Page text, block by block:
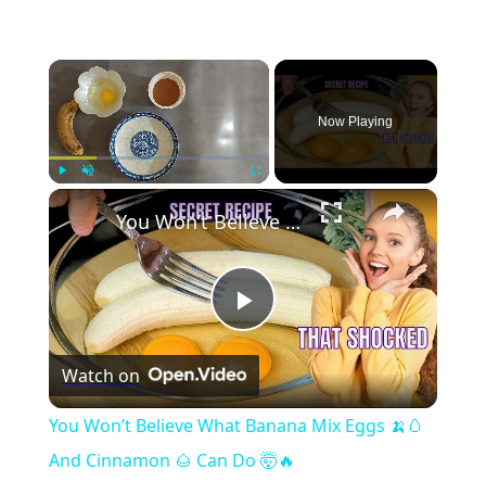
Play Unmute Fullscreen
Now Playing
×
Play
Video
You Won’t Believe What Banana Mix Eggs 🍌🥚 And Cinnamon 🌰 Can Do 🤯🔥
Watch on
You Won’t Believe What Banana Mix Eggs 🍌🥚
And Cinnamon 🌰 Can Do 🤯🔥